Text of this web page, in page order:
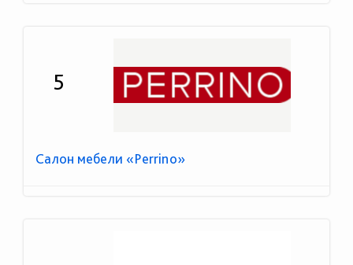
5
Салон мебели «Perrino»